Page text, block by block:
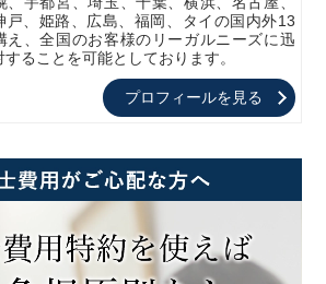
戸、姫路、広島、福岡、タイの国内外13
え、全国のお客様のリーガルニーズに迅
ることを可能としております。
プロフィールを見る